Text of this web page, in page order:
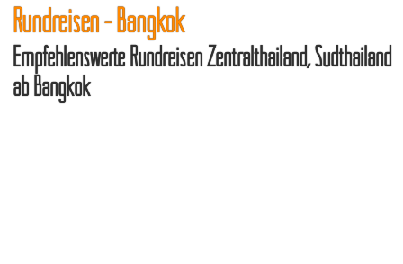
Rundreisen - Bangkok
Empfehlenswerte Rundreisen Zentralthailand, Südthailand
ab Bangkok